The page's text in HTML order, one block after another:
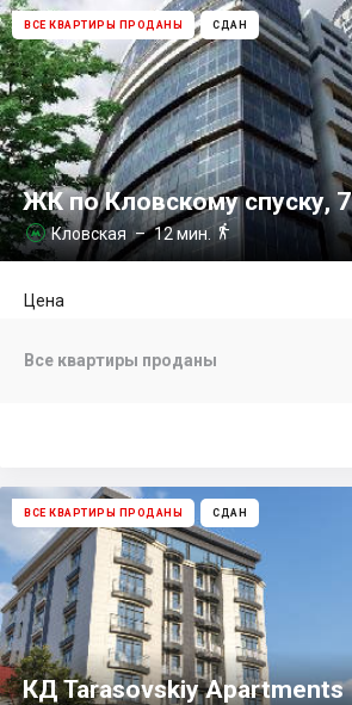
ВСЕ КВАРТИРЫ ПРОДАНЫ СДАН
ЖК по Кловскому спуску, 7
 Кловская – 12 мин.
Цена
Все квартиры проданы
ВСЕ КВАРТИРЫ ПРОДАНЫ СДАН
КД Tarasovskiy Apartments